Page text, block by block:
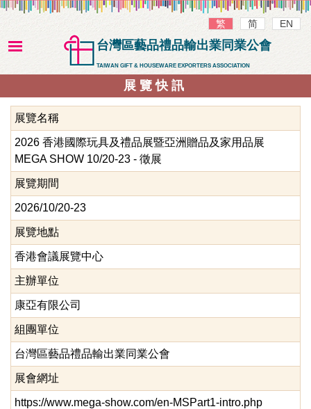
繁 简 EN
台灣區藝品禮品輸出業同業公會
TAIWAN GIFT & HOUSEWARE EXPORTERS ASSOCIATION
展覽快訊
展覽名稱
2026 香港國際玩具及禮品展暨亞洲贈品及家用品展
MEGA SHOW 10/20-23 - 徵展
展覽期間
2026/10/20-23
展覽地點
香港會議展覽中心
主辦單位
康亞有限公司
組團單位
台灣區藝品禮品輸出業同業公會
展會網址
https://www.mega-show.com/en-MSPart1-intro.php